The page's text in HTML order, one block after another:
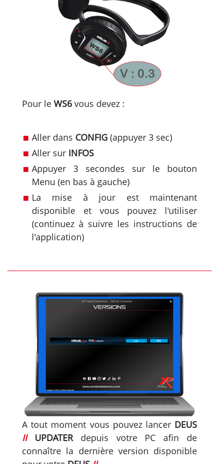
Pour le WS6vous devez :
Aller dans CONFIG (appuyer 3 sec)
Aller sur INFOS
Appuyer 3 secondes sur le bouton
Menu (en bas à gauche)
La mise à jour est maintenant
disponible et vous pouvez l'utiliser
(continuez à suivre les instructions de
l'application)
A tout moment vous pouvez lancer DEUS
IIUPDATERdepuis votre PC afin de
connaître la dernière version disponible